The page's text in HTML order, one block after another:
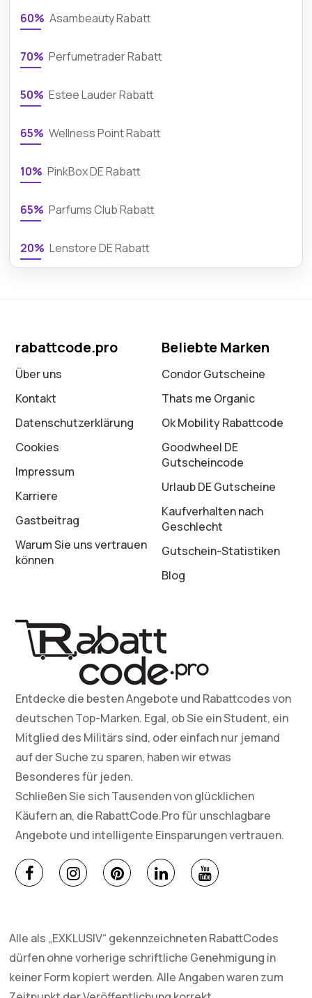
60% Asambeauty Rabatt
70% Perfumetrader Rabatt
50% Estee Lauder Rabatt
65% Wellness Point Rabatt
10% PinkBox DE Rabatt
65% Parfums Club Rabatt
20% Lenstore DE Rabatt
rabattcode.pro
Über uns
Kontakt
Datenschutz­erklärung
Cookies
Impressum
Karriere
Gastbeitrag
Warum Sie uns vertrauen
können
Beliebte Marken
Condor Gutscheine
Thats me Organic
Ok Mobility Rabattcode
Goodwheel DE
Gutscheincode
Urlaub DE Gutscheine
Kaufverhalten nach
Geschlecht
Gutschein-Statistiken
Blog
Entdecke die besten Angebote und Rabattcodes von
deutschen Top-Marken. Egal, ob Sie ein Student, ein
Mitglied des Militärs sind, oder einfach nur jemand
auf der Suche zu sparen, haben wir etwas
Besonderes für jeden.
Schließen Sie sich Tausenden von glücklichen
Käufern an, die RabattCode.Pro für unschlagbare
Angebote und intelligente Einsparungen vertrauen.
Alle als „EXKLUSIV“ gekennzeichneten RabattCodes
dürfen ohne vorherige schriftliche Genehmigung in
keiner Form kopiert werden. Alle Angaben waren zum